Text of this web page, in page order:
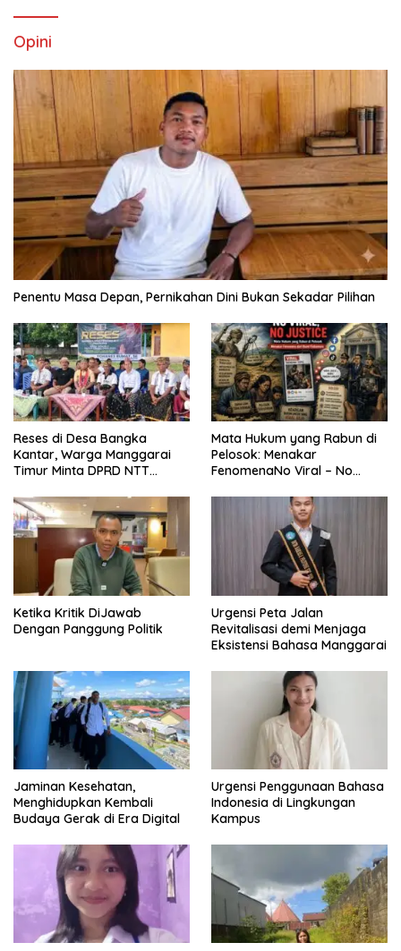
Opini
Penentu Masa Depan, Pernikahan Dini Bukan Sekadar Pilihan
Reses di Desa Bangka
Kantar, Warga Manggarai
Timur Minta DPRD NTT
Pergub Larangan Beli BBM
Bersubsidi Bagi Penunggak
Pajak
Mata Hukum yang Rabun di
Pelosok: Menakar
FenomenaNo Viral – No
Ketika Kritik DiJawab
Dengan Panggung Politik
Urgensi Peta Jalan
Revitalisasi demi Menjaga
Eksistensi Bahasa Manggarai
Jaminan Kesehatan,
Menghidupkan Kembali
Budaya Gerak di Era Digital
Urgensi Penggunaan Bahasa
Indonesia di Lingkungan
Kampus